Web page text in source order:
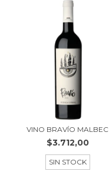
VINO BRAVÍO MALBEC
$3.712,00
SIN STOCK